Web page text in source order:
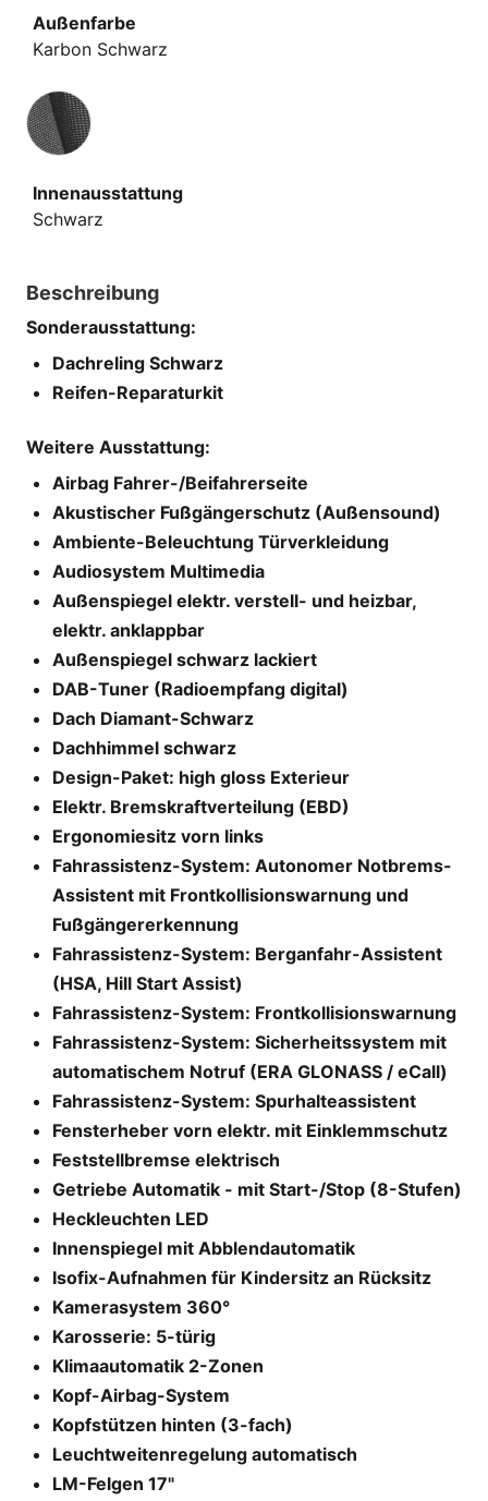
Außenfarbe
Karbon Schwarz
Innenausstattung
Innenausstattung
Schwarz
Beschreibung
Sonderausstattung:
Dachreling Schwarz
Reifen-Reparaturkit
Weitere Ausstattung:
Airbag Fahrer-/Beifahrerseite
Akustischer Fußgängerschutz (Außensound)
Ambiente-Beleuchtung Türverkleidung
Audiosystem Multimedia
Außenspiegel elektr. verstell- und heizbar,
elektr. anklappbar
Außenspiegel schwarz lackiert
DAB-Tuner (Radioempfang digital)
Dach Diamant-Schwarz
Dachhimmel schwarz
Design-Paket: high gloss Exterieur
Elektr. Bremskraftverteilung (EBD)
Ergonomiesitz vorn links
Fahrassistenz-System: Autonomer Notbrems-
Assistent mit Frontkollisionswarnung und
Fußgängererkennung
Fahrassistenz-System: Berganfahr-Assistent
(HSA, Hill Start Assist)
Fahrassistenz-System: Frontkollisionswarnung
Fahrassistenz-System: Sicherheitssystem mit
automatischem Notruf (ERA GLONASS / eCall)
Fahrassistenz-System: Spurhalteassistent
Fensterheber vorn elektr. mit Einklemmschutz
Feststellbremse elektrisch
Getriebe Automatik - mit Start-/Stop (8-Stufen)
Heckleuchten LED
Innenspiegel mit Abblendautomatik
Isofix-Aufnahmen für Kindersitz an Rücksitz
Kamerasystem 360°
Karosserie: 5-türig
Klimaautomatik 2-Zonen
Kopf-Airbag-System
Kopfstützen hinten (3-fach)
Leuchtweitenregelung automatisch
LM-Felgen 17"